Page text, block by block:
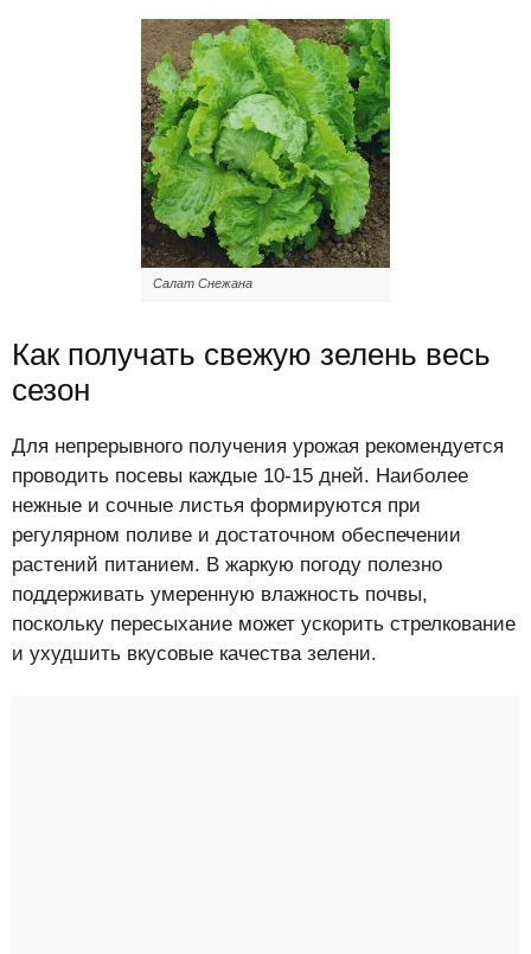
Салат Снежана
Как получать свежую зелень весь
сезон
Для непрерывного получения урожая рекомендуется
проводить посевы каждые 10-15 дней. Наиболее
нежные и сочные листья формируются при
регулярном поливе и достаточном обеспечении
растений питанием. В жаркую погоду полезно
поддерживать умеренную влажность почвы,
поскольку пересыхание может ускорить стрелкование
и ухудшить вкусовые качества зелени.